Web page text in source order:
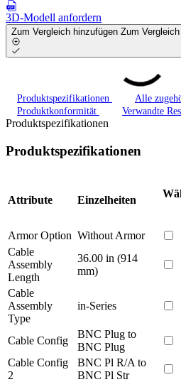
3D-Modell anfordern
Zum Vergleich hinzufügen Zum
Produktspezifikationen
Alle
Produktkonformität
Verwandte
Produktspezifikationen
Produktspezifikationen
Attribute Einzelheiten
Armor Option Without Armor
Cable
Assembly
Length
36.00 in (914
mm)
Cable
Assembly
Type
in-Series
Cable Config
BNC Plug to
BNC Plug
Cable Config
2
BNC Pl R/A to
BNC Pl Str